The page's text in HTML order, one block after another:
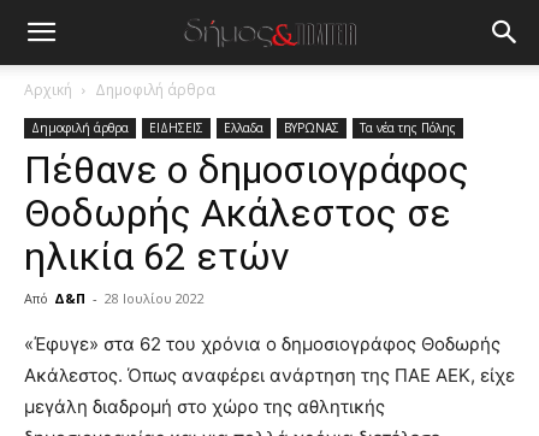
Αρχική Δημοφιλή άρθρα
Δημοφιλή άρθρα ΕΙΔΗΣΕΙΣ Ελλαδα ΒΥΡΩΝΑΣ Τα νέα της Πόλης
Πέθανε ο δημοσιογράφος
Θοδωρής Ακάλεστος σε
ηλικία 62 ετών
Από Δ&Π - 28 Ιουλίου 2022
blonde
lesbians
hot
«Έφυγε» στα 62 του χρόνια ο δημοσιογράφος Θοδωρής
Ακάλεστος. Όπως αναφέρει ανάρτηση της ΠΑΕ ΑΕΚ, είχε
μεγάλη διαδρομή στο χώρο της αθλητικής